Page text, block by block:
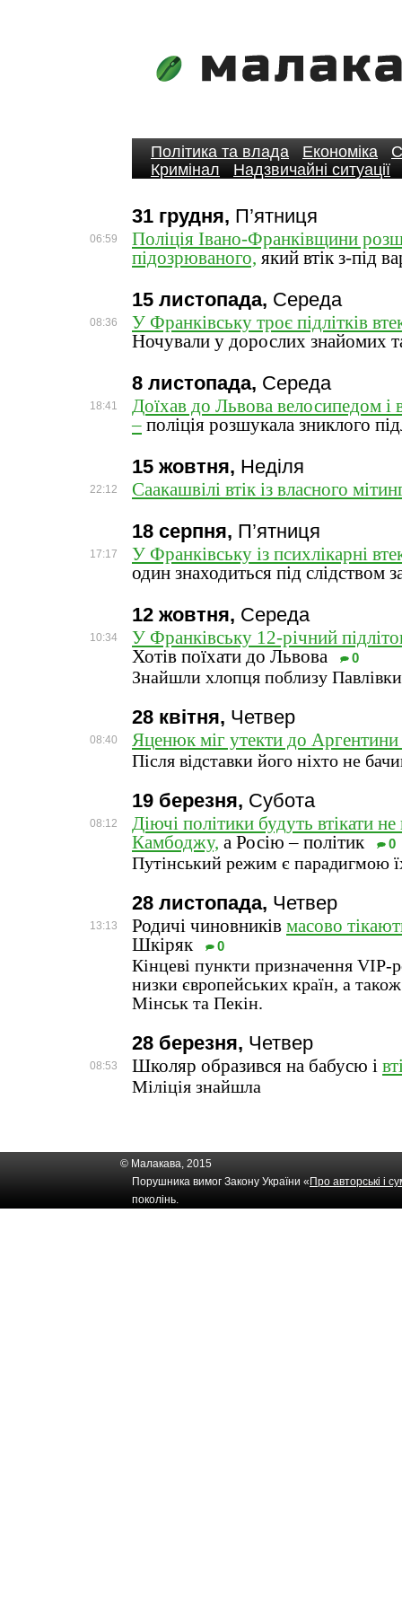
Політика та влада Економіка
Кримінал
Надзвичайні ситуації
31 грудня, П’ятниця
06:59
Поліція Івано-Франківщини
підозрюваного, який втік з-під
15 листопада, Середа
08:36
У Франківську троє підлітків
Ночували у дорослих знайомих
8 листопада, Середа
18:41
Доїхав до Львова велосипедом і
– поліція розшукала зниклого
15 жовтня, Неділя
22:12 Саакашвілі втік із власного
18 серпня, П’ятниця
17:17
У Франківську із психлікарні
один знаходиться під слідством
12 жовтня, Середа
10:34
У Франківську 12-річний
Хотів поїхати до Львова
0
Знайшли хлопця поблизу Павлівки
28 квітня, Четвер
08:40 Яценюк міг утекти до
Після відставки його ніхто не
19 березня, Субота
08:12
Діючі політики будуть втікати
Камбоджу, а Росію – політик 0
Путінський режим є парадигмою
28 листопада, Четвер
13:13 Родичі чиновників масово
Шкіряк
0
Кінцеві пункти призначення VIP-
низки європейських країн, а
Мінськ та Пекін.
28 березня, Четвер
08:53 Школяр образився на бабусю і
Міліція знайшла
© Малакава, 2015
Порушника вимог Закону України « Про авторські і
поколінь.